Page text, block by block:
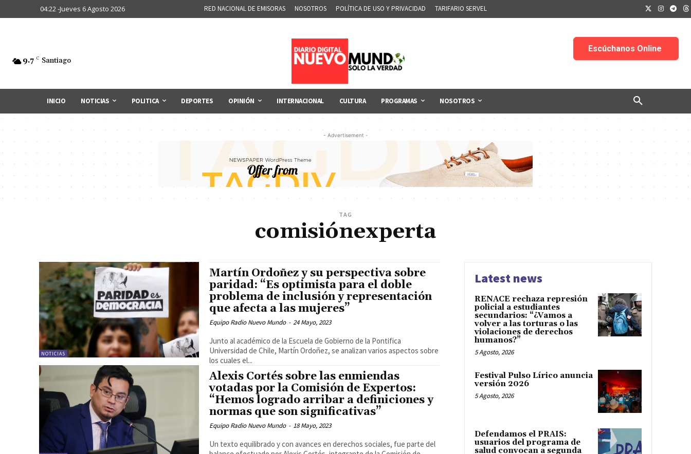
04:22 -Jueves 6 Agosto 2026 RED NACIONAL DE EMISORAS NOSOTROS POLÍTICA DE USO Y PRIVACIDAD TARIFARIO SERVEL
9.7 C Santiago
INICIO NOTICIAS POLITICA DEPORTES OPINIÓN INTERNACIONAL CULTURA PROGRAMAS NOSOTROS
- Advertisement -
TAG
comisiónexperta
NOTICIAS
Martín Ordoñez y su perspectiva sobre
paridad: “Es optimista para el doble
problema de inclusión y representación
que afecta a las mujeres”
Equipo Radio Nuevo Mundo - 24 Mayo, 2023
Junto al académico de la Escuela de Gobierno de la Pontifica
Universidad de Chile, Martín Ordoñez, se analizan varios aspectos sobre
los cuales el...
Alexis Cortés sobre las enmiendas
votadas por la Comisión de Expertos:
“Hemos logrado arribar a definiciones y
normas que son significativas”
Equipo Radio Nuevo Mundo - 18 Mayo, 2023
Un texto equilibrado y con avances en derechos sociales, fue parte del
Latest news
RENACE rechaza represión
policial a estudiantes
secundarios: “¿Vamos a
volver a las torturas o las
violaciones de derechos
humanos?”
5 Agosto, 2026
Festival Pulso Lírico anuncia
versión 2026
5 Agosto, 2026
Defendamos el PRAIS:
usuarios del programa de
salud convocan a segunda